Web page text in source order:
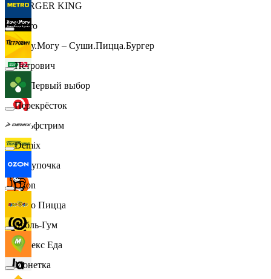
BURGER KING
Хочу.Могу – Суши.Пицца.Бургер
B1 Первый выбор
Гольфстрим
Покупочка
Додо Пицца
Яндекс Еда
Metro
Петрович
Перекрёсток
Demix
Ozon
Бубль-Гум
Монетка